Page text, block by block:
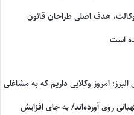
هدف اصلی طراحان قانون
است
امروز وکلایی داریم که به مشاغلی
روی آورده‌اند/ به جای افزایش